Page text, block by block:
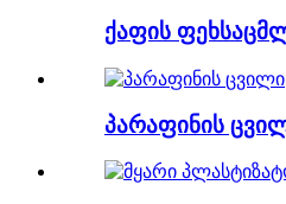
ქაფის
პარაფინის